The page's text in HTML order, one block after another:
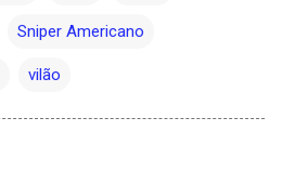
Sniper Americano
vilão